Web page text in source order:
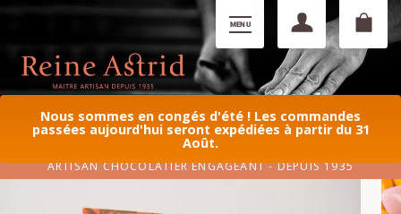
Nous sommes en congés d'été ! Les commandes
passées aujourd'hui seront expédiées à partir du 31
Août.
ARTISAN CHOCOLATIER ENGAGEANT - DEPUIS 1935